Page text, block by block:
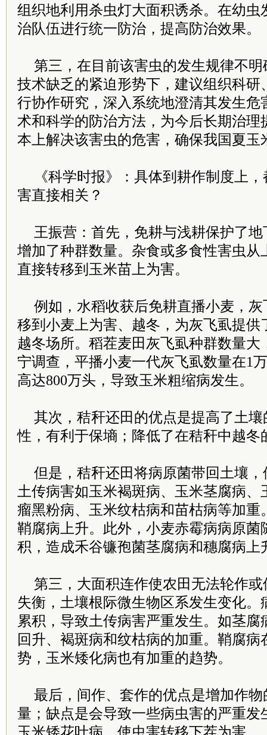
组织地利用杀虫灯大面积诱杀。在幼虫
治队伍进行统一防治，提高防治效果。
第三，在目前该害虫的发生规律不
技术缺乏的紧迫形势下，建议组织科研
行协作研究，深入系统地澄清其发生危
术和科学的防治方法，为今后长期治理
本上解决该害虫的危害，确保我国夏玉
《科学时报》：具体到耕作制度上
害直接相关？
王振营：首先，免耕与浅耕保护了
增加了种群数量。杂食或多食性害虫从
直接转移到玉米苗上为害。
例如，水稻收获后免耕直播小麦，
移到小麦上为害、越冬，为灰飞虱提供
越冬场所。稻茬麦田灰飞虱种群数量大
宁调查，平播小麦一代灰飞虱数量在1
高达800万头，导致玉米粗缩病发生。
其次，秸秆还田的优点是提高了土
性，有利于保墒；降低了在秸秆中越冬
但是，秸秆还田将病原菌带回土壤
土传病害如玉米褐斑病、玉米茎腐病、
瘤黑粉病、玉米纹枯病和苗枯病等加重
鞘腐病上升。此外，小麦赤霉病病原菌
积，造成禾谷镰孢菌茎腐病和穗腐病上
第三，大面积连作使农田无法轮作
失衡，土壤根际微生物区系发生变化。
累积，导致土传病害严重发生。如茎腐
回升、褐斑病和纹枯病的加重。鞘腐病
势，玉米矮化病也有加重的趋势。
最后，间作、套作的优点是增加作
量；缺点是会导致一些病虫害的严重发